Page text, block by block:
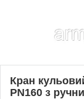
Кран
РN160 з